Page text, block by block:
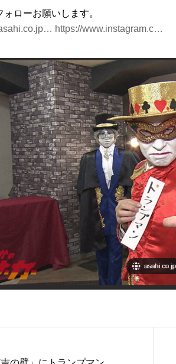
ローお願いします。
https://www.instagram.c…